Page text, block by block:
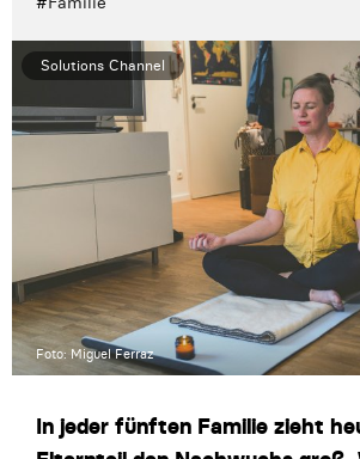
Solutions Channel
Foto: Miguel Ferraz
In jeder fünften Familie zieht